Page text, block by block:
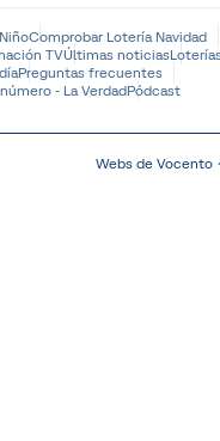
Comprobar Lotería Navidad
TVÚltimas noticias
Preguntas frecuentes
- La VerdadPódcast
Webs de Vocento